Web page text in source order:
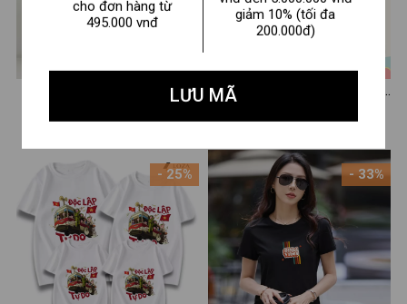
Bộ ba lỗ cho bé trai số 7
em nam Loza Kids BL375
210.000 ₫ 290.000 ₫
- 25%
Set bộ bé gái in hình Bé gái
210.000 ₫ 290.000 ₫
- 33%
cho đơn hàng từ
495.000 vnđ
giảm 10% (tối đa
200.000đ)
LƯU MÃ